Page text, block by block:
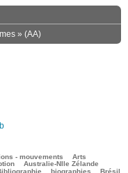
» (AA)
- mouvements Arts
Australie-Nlle Zélande
biographies Brésil